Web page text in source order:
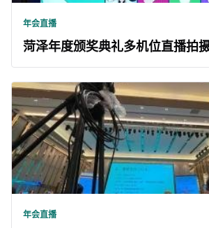
年会直播
菏泽年度颁奖典礼多机位直播拍
年会直播